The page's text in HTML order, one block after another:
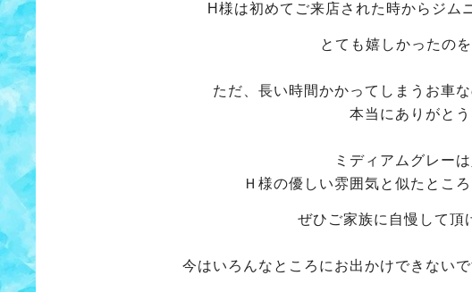
H様は初めてご来店された時からジム
とても嬉しかったの
ただ、長い時間かかってしまうお車
本当にありがとう
ミディアムグレー
Ｈ様の優しい雰囲気と似たとこ
ぜひご家族に自慢して頂
今はいろんなところにお出かけできない